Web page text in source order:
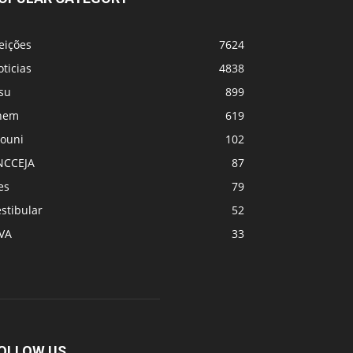
7624
4838
899
619
102
87
79
52
33